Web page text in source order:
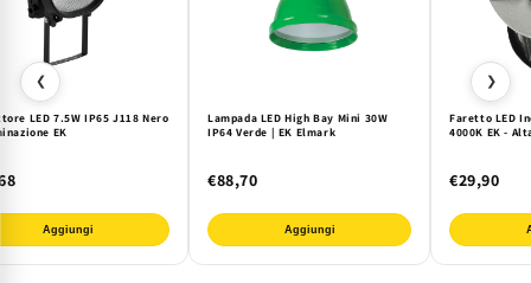
❮
LED 7.5W IP65 J118 Nero
EK
Aggiungi
Lampada LED High Bay Mini 30W
IP64 Verde | EK Elmark
€88,70
Aggiungi
Faretto LED
4000K EK -
€29,90
❯